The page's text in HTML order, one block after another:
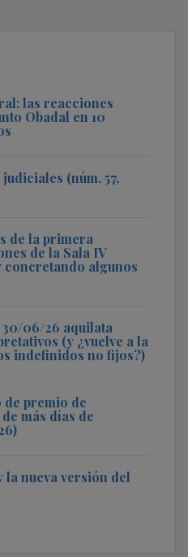
las reacciones
Obadal en 10
(núm. 57,
de la primera
de la Sala IV
algunos
30/06/26 aquilata
(y ¿vuelve a la
indefinidos no fijos?)
de premio de
más días de
nueva versión del